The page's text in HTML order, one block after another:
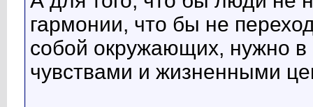
гармонии, что бы не
собой окружающих, нужно в
чувствами и жизненными